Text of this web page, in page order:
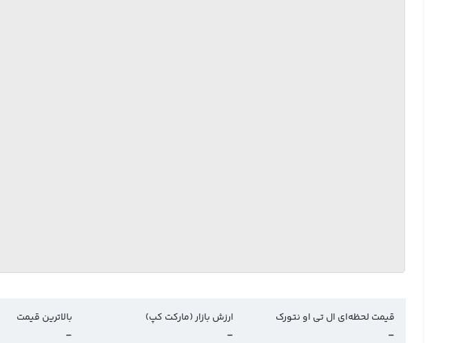
قیمت لحظه‌ای ال تی او نتورک
-
ارزش بازار (مارکت کپ)
-
بالاترین قیمت
-